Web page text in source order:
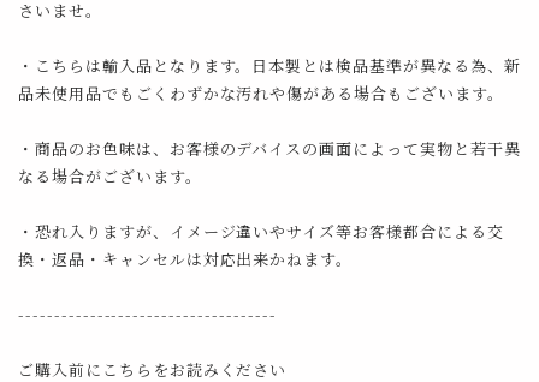
さいませ。
・こちらは輸入品となります。日本製とは検品基準が異なる為、新
品未使用品でもごくわずかな汚れや傷がある場合もございます。
・商品のお色味は、お客様のデバイスの画面によって実物と若干異
なる場合がございます。
・恐れ入りますが、イメージ違いやサイズ等お客様都合による交
換・返品・キャンセルは対応出来かねます。
------------------------------------
ご購入前にこちらをお読みください